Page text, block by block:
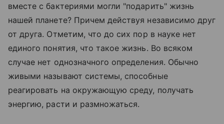
вместе с бактериями могли "подарить" жизнь
нашей планете? Причем действуя независимо друг
от друга. Отметим, что до сих пор в науке нет
единого понятия, что такое жизнь. Во всяком
случае нет однозначного определения. Обычно
живыми называют системы, способные
реагировать на окружающую среду, получать
энергию, расти и размножаться.